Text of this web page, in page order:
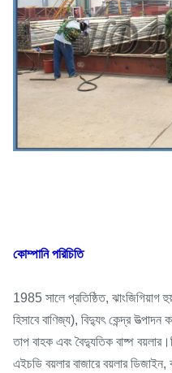
কোম্পানি পরিচিতি
1985 সালে প্রতিষ্ঠিত, ঝাংজিগিয়াগ
হিসাবে বাণিজ্য), বিদ্যুৎ কেন্দ্র
তাপ বাহক এবং বৈদ্যুতিক বাষ্প
এইচডি বয়লার বাজারে বয়লার ডিজাইন,